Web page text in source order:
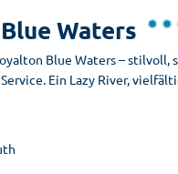
Waters
Blue Waters –
Ein Lazy River,